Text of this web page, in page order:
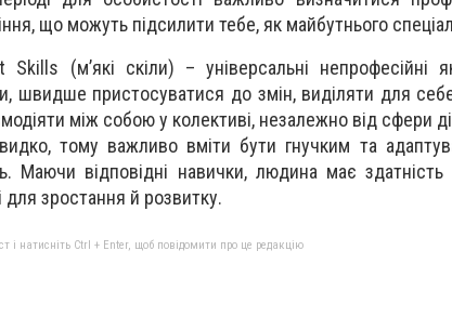
що можуть підсилити тебе, як майбутнього
(м’які скіли) – універсальні непрофесійні
швидше пристосуватися до змін, виділяти для
між собою у колективі, незалежно від сфери
тому важливо вміти бути гнучким та
Маючи відповідні навички, людина має
зростання й розвитку.
і натисніть Ctrl + Enter, щоб повідомити про це редакцію